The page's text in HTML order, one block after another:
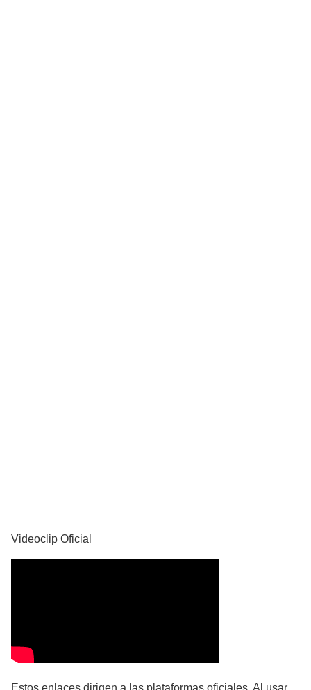
Videoclip Oficial
Estos enlaces dirigen a las plataformas oficiales. Al usar